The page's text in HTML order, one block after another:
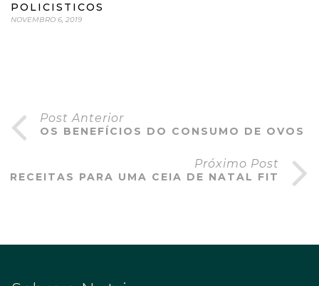
POLICISTICOS
NOVEMBRO 6, 2019
Post Anterior
OS BENEFÍCIOS DO CONSUMO DE OVOS
Próximo Post
RECEITAS PARA UMA CEIA DE NATAL FIT